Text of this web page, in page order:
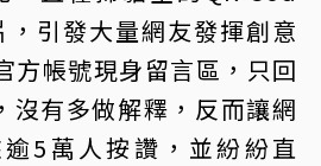
引發大量網友發揮創意
方帳號現身留言區，只回
有多做解釋，反而讓網
5萬人按讚，並紛紛直